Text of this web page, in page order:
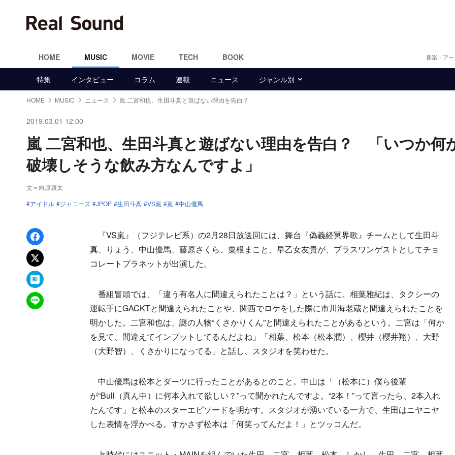
HOME MUSIC MOVIE TECH BOOK 音楽・ア
特集 インタビュー コラム 連載 ニュース ジャンル別
HOME MUSIC ニュース 嵐 二宮和也、生田斗真と遊ばない理由を告白？
2019.03.01 12:00
嵐 二宮和也、生田斗真と遊ばない理由を告白？ 「いつか何
破壊しそうな飲み方なんですよ」
文＝向原康太
アイドル
ジャニーズ JPOP 生田斗真 VS嵐 嵐 中山優馬
Facebookでシェア
xでポスト
はてなブックマーク
LINEで送る
『VS嵐』（フジテレビ系）の2月28日放送回には、舞台『偽義経冥界歌』チームとして生田斗
真、りょう、中山優馬、藤原さくら、粟根まこと、早乙女友貴が、プラスワンゲストとしてチョ
コレートプラネットが出演した。
番組冒頭では、「違う有名人に間違えられたことは？」という話に。相葉雅紀は、タクシーの
運転手にGACKTと間違えられたことや、関西でロケをした際に市川海老蔵と間違えられたことを
明かした。二宮和也は、謎の人物“くさかりくん”と間違えられたことがあるという。二宮は「何か
を見て、間違えてインプットしてるんだよね」「相葉、松本（松本潤）、櫻井（櫻井翔）、大野
（大野智）、くさかりになってる」と話し、スタジオを笑わせた。
中山優馬は松本とダーツに行ったことがあるとのこと。中山は「（松本に）僕ら後輩
が“Bull（真ん中）に何本入れて欲しい？”って聞かれたんですよ。“2本！”って言ったら、2本入れ
たんです」と松本のスターエピソードを明かす。スタジオが湧いている一方で、生田はニヤニヤ
した表情を浮かべる。すかさず松本は「何笑ってんだよ！」とツッコんだ。